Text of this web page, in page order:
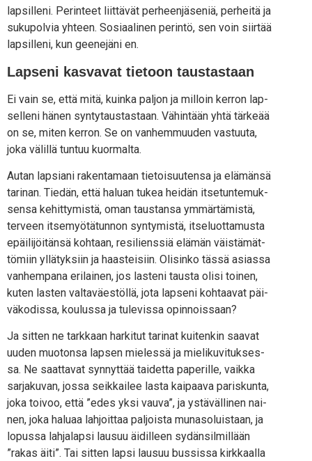
lap­sil­le­ni. Perin­teet liit­tä­vät per­heen­jä­se­niä, per­hei­tä ja
suku­pol­via yhteen. Sosi­aa­li­nen perin­tö, sen voin siir­tää
lap­sil­le­ni, kun gee­ne­jä­ni en.
Lapseni kasvavat tietoon taustastaan
Ei vain se, että mitä, kuin­ka pal­jon ja mil­loin ker­ron lap­
sel­le­ni hänen syn­ty­taus­tas­taan. Vähin­tään yhtä tär­ke­ää
on se, miten ker­ron. Se on van­hem­muu­den vas­tuu­ta,
joka välil­lä tun­tuu kuormalta.
Autan lap­sia­ni raken­ta­maan tie­toi­suu­ten­sa ja elä­män­sä
tari­nan. Tie­dän, että haluan tukea hei­dän itse­tun­te­muk­
sen­sa kehit­ty­mis­tä, oman taus­tan­sa ymmär­tä­mis­tä,
ter­veen itse­myö­tä­tun­non syn­ty­mis­tä, itse­luot­ta­mus­ta
epäi­li­jöi­tän­sä koh­taan, resi­liens­siä elä­män väis­tä­mät­
tö­miin yllä­tyk­siin ja haas­tei­siin. Oli­sin­ko täs­sä asias­sa
van­hem­pa­na eri­lai­nen, jos las­te­ni taus­ta oli­si toi­nen,
kuten las­ten val­ta­väes­töl­lä, jota lap­se­ni koh­taa­vat päi­
vä­ko­dis­sa, kou­lus­sa ja tule­vis­sa opinnoissaan?
Ja sit­ten ne tark­kaan har­ki­tut tari­nat kui­ten­kin saa­vat
uuden muo­ton­sa lap­sen mie­les­sä ja mie­li­ku­vi­tuk­ses­
sa. Ne saat­ta­vat syn­nyt­tää tai­det­ta pape­ril­le, vaik­ka
sar­ja­ku­van, jos­sa seik­kai­lee las­ta kai­paa­va paris­kun­ta,
joka toi­voo, että ”edes yksi vau­va”, ja ystä­väl­li­nen nai­
nen, joka halu­aa lah­joit­taa pal­jois­ta muna­so­luis­taan, ja
lopus­sa lah­ja­lap­si lausuu äidil­leen sydän­sil­mil­lään
”rakas äiti”. Tai sit­ten lap­si lausuu bus­sis­sa kirk­kaal­la